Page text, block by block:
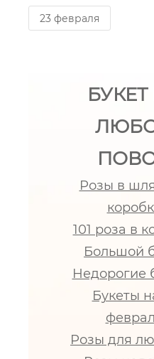
23 февраля
Розы в
101 роза в
Большой
Недорогие
Букеты
Розы для